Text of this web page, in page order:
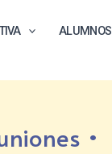
ALUMNOS